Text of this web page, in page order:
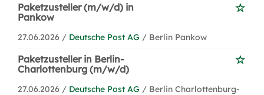
Paketzusteller (m/w/d) in
Pankow
27.06.2026 / Deutsche Post AG / Berlin Pankow
Paketzusteller in Berlin-
Charlottenburg (m/w/d)
27.06.2026 / Deutsche Post AG / Berlin Charlottenburg-